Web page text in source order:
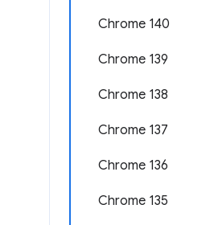
Chrome 140
Chrome 139
Chrome 138
Chrome 137
Chrome 136
Chrome 135